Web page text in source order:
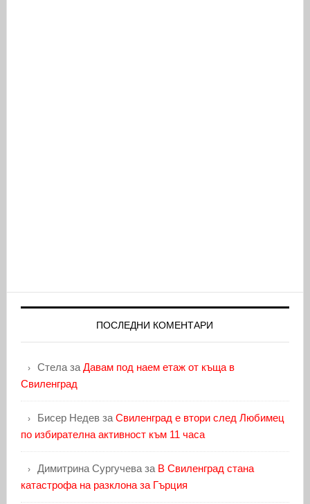
ПОСЛЕДНИ КОМЕНТАРИ
Стелаза Давам под наем етаж от къща в
Свиленград
Бисер Недевза Свиленград е втори след Любимец
по избирателна активност към 11 часа
Димитрина Сургучеваза В Свиленград стана
катастрофа на разклона за Гърция